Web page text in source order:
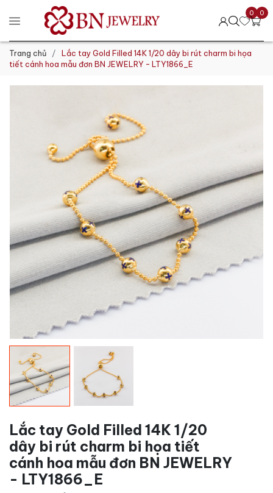
0 0
Trang chủ
Lắc tay Gold Filled 14K 1/20 dây bi rút charm bi họa
tiết cánh hoa mẫu đơn BN JEWELRY - LTY1866_E
Lắc tay Gold Filled 14K 1/20
dây bi rút charm bi họa tiết
cánh hoa mẫu đơn BN JEWELRY
- LTY1866_E